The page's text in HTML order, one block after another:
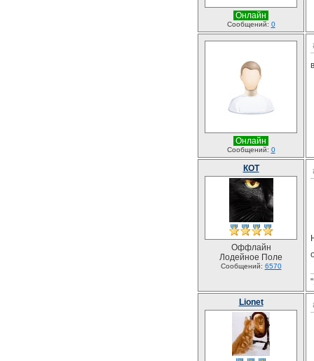
Онлайн
Сообщений: 0
Онлайн
Сообщений: 0
КОТ
Оффлайн
Лодейное Поле
Сообщений: 6570
Lionet